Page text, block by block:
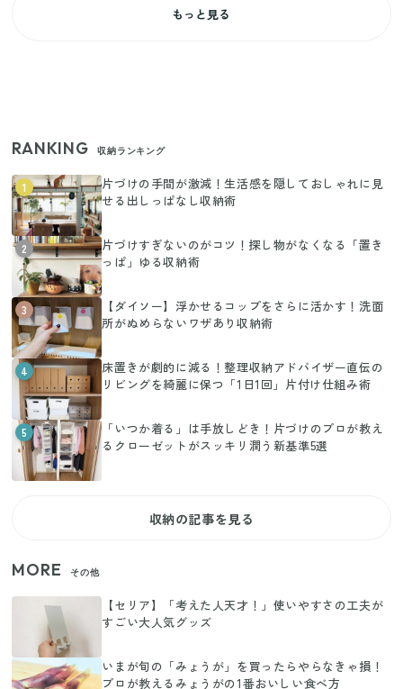
もっと見る
RANKING 収納ランキング
1
片づけの手間が激減！生活感を隠しておしゃれに見
せる出しっぱなし収納術
2
片づけすぎないのがコツ！探し物がなくなる「置き
っぱ」ゆる収納術
3
【ダイソー】浮かせるコップをさらに活かす！洗面
所がぬめらないワザあり収納術
4
床置きが劇的に減る！整理収納アドバイザー直伝の
リビングを綺麗に保つ「1日1回」片付け仕組み術
5
「いつか着る」は手放しどき！片づけのプロが教え
るクローゼットがスッキリ潤う新基準5選
収納の記事を見る
MORE その他
【セリア】「考えた人天才！」使いやすさの工夫が
すごい大人気グッズ
いまが旬の「みょうが」を買ったらやらなきゃ損！
プロが教えるみょうがの1番おいしい食べ方